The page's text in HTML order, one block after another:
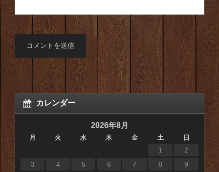
カレンダー
2026年8月
月 火 水 木 金 土 日
1
2
3
4 5 6 7 8
9